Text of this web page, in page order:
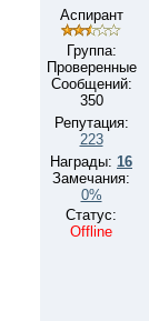
Аспирант
Группа:
Проверенные
Сообщений:
350
Репутация:
223
Награды: 16
Замечания:
0%
Статус:
Offline